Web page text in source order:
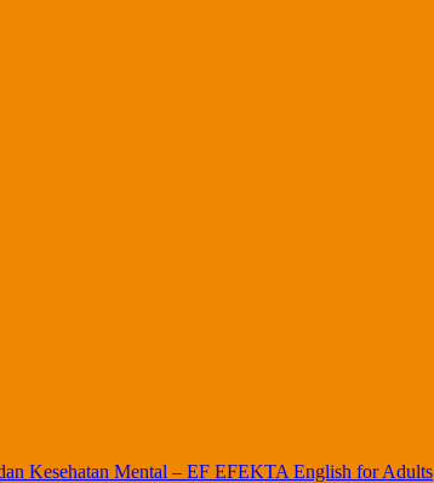
Kesehatan Mental – EF EFEKTA English for Adults